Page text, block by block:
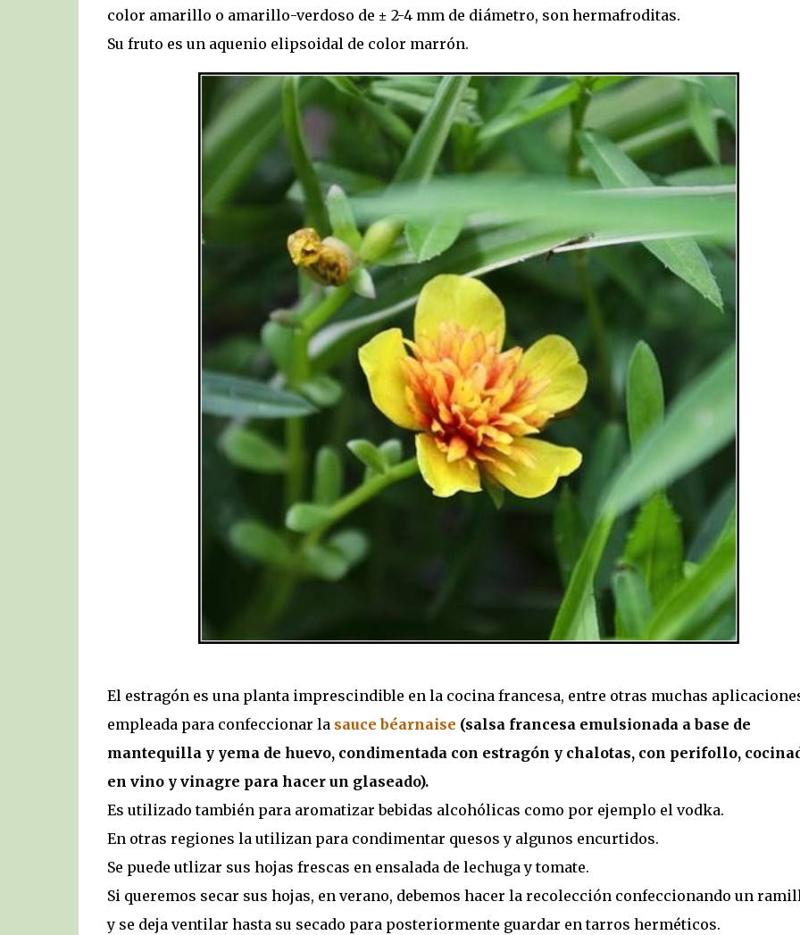
color amarillo o amarillo-verdoso de ± 2-4 mm de diámetro, son hermafroditas.
Su fruto es un aquenio elipsoidal de color marrón.
El estragón es una planta imprescindible en la cocina francesa, entre otras muchas
empleada para confeccionar la sauce béarnaise (salsa francesa emulsionada a base de
mantequilla y yema de huevo, condimentada con estragón y chalotas, con perifollo,
en vino y vinagre para hacer un glaseado).
Es utilizado también para aromatizar bebidas alcohólicas como por ejemplo el vodka.
En otras regiones la utilizan para condimentar quesos y algunos encurtidos.
Se puede utlizar sus hojas frescas en ensalada de lechuga y tomate.
Si queremos secar sus hojas, en verano, debemos hacer la recolección confeccionando un
y se deja ventilar hasta su secado para posteriormente guardar en tarros herméticos.